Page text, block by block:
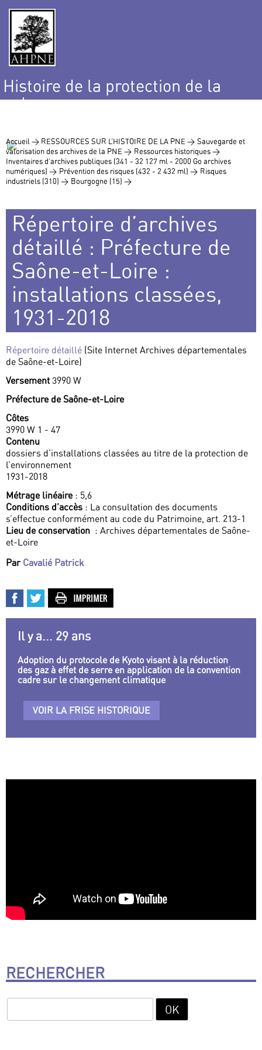
Histoire de la protection de la
nature
Accueil > RESSOURCES SUR L’HISTOIRE DE LA PNE > Sauvegarde et
valorisation des archives de la PNE > Ressources historiques >
Inventaires d’archives publiques (341 - 32 127 ml - 2000 Go archives
numériques) > Prévention des risques (432 - 2 432 ml) > Risques
industriels (310) > Bourgogne (15) >
Répertoire d’archives
détaillé : Préfecture de
Saône-et-Loire :
installations classées,
1931-2018
Répertoire détaillé (Site Internet Archives départementales
de Saône-et-Loire)
Versement3990 W
Préfecture de Saône-et-Loire
Côtes
3990 W 1 - 47
Contenu
dossiers d’installations classées au titre de la protection de
l’environnement
1931-2018
Métrage linéaire: 5,6
Conditions d’accès : La consultation des documents
s’effectue conformément au code du Patrimoine, art. 213-1
Lieu de conservation : Archives départementales de Saône-
et-Loire
Par Cavalié Patrick
Il y a... 29 ans
Adoption du protocole de Kyoto visant à la réduction
des gaz à effet de serre en application de la convention
cadre sur le changement climatique
VOIR LA FRISE HISTORIQUE
RECHERCHER